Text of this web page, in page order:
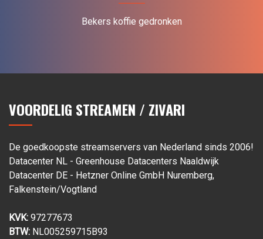
Bekers koffie gedronken
VOORDELIG STREAMEN / ZIVARI
De goedkoopste streamservers van Nederland sinds 2006!
Datacenter NL - Greenhouse Datacenters Naaldwijk
Datacenter DE - Hetzner Online GmbH Nuremberg,
Falkenstein/Vogtland
KVK: 97277673
BTW: NL005259715B93